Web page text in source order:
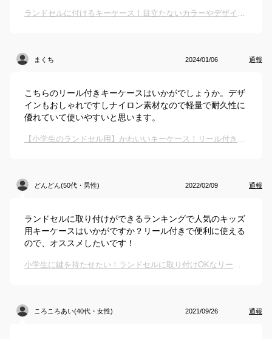
ランドセルに付けるキーケース！目立たないカラーやデザインのおすすめは？
まくち 2024/01/06 通報
こちらのリール付きキーケースはいかがでしょうか。デザ
インもおしゃれですしナイロン素材なので軽量で耐久性に
優れていて使いやすいと思います。
【小学生のランドセル用】かわいいキーケース！リール付きでおすすめは？
どんどん(50代・男性) 2022/02/09 通報
ランドセルに取り付けができるランキングで人気のキッズ
用キーケースはいかがですか？リール付きで便利に使える
ので、オススメしたいです！
小学生に鍵を持たせたい！ランドセルに取り付けOKなリール付きキーケースのおすすめは？
ころころあい(40代・女性) 2021/09/26 通報